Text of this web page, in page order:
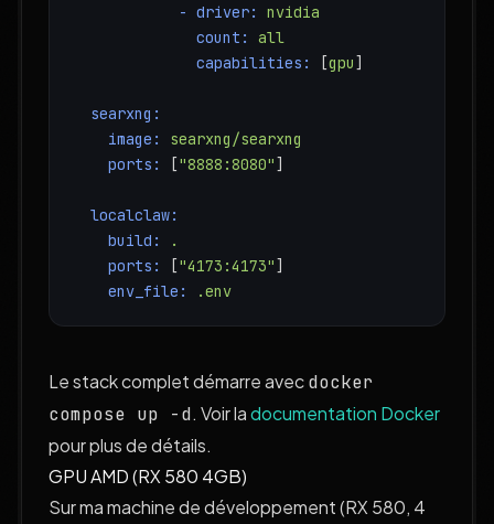
- driver:
nvidia
count:
all
capabilities:
[gpu]
searxng:
image:
searxng/searxng
ports:
["8888:8080"]
localclaw:
build:
.
ports:
["4173:4173"]
env_file:
.env
Le stack complet démarre avecdocker
compose up -d. Voir ladocumentation Docker
pour plus de détails.
GPU AMD (RX 580 4GB)
Sur ma machine de développement (RX 580, 4